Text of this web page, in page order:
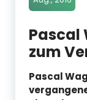
Pascal
zum
Pascal